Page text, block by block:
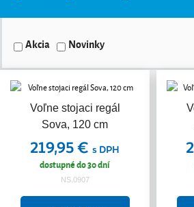
Akcia Novinky
Voľne stojaci regál
Sova, 120 cm
219,95 € s DPH
dostupné do 30 dní
NS.0907